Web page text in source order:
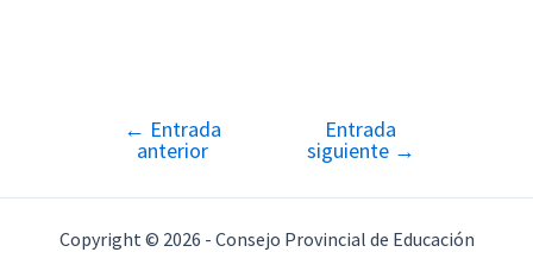
Navegación
entradas
← Entrada
anterior
Entrada
siguiente →
Copyright © 2026 - Consejo Provincial de Educación